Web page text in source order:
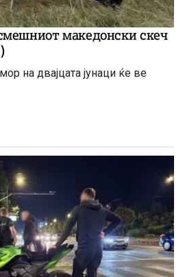
македонски скеч
на двајцата јунаци ќе ве